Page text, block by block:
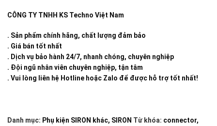
CÔNG TY TNHH KS Techno Việt Nam
. Sản phẩm chính hãng, chất lượng đảm bảo
. Giá bán tốt nhất
. Dịch vụ bảo hành 24/7, nhanh chóng, chuyên nghiệp
. Đội ngũ nhân viên chuyên nghiệp, tận tâm
. Vui lòng liên hệ Hotline hoặc Zalo để được hỗ trợ tốt nhất!
Danh mục: Phụ kiện SIRON khác, SIRON Từ khóa: connector,